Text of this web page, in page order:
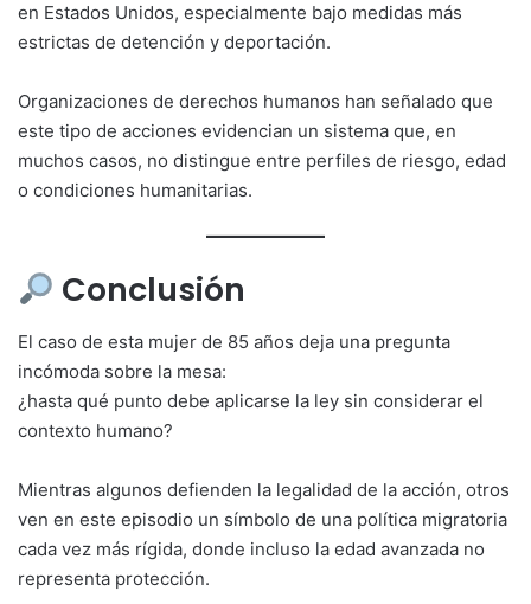
en Estados Unidos, especialmente bajo medidas más
estrictas de detención y deportación.
Organizaciones de derechos humanos han señalado que
este tipo de acciones evidencian un sistema que, en
muchos casos, no distingue entre perfiles de riesgo, edad
o condiciones humanitarias.
Conclusión
El caso de esta mujer de 85 años deja una pregunta
incómoda sobre la mesa:
¿hasta qué punto debe aplicarse la ley sin considerar el
contexto humano?
Mientras algunos defienden la legalidad de la acción, otros
ven en este episodio un símbolo de una política migratoria
cada vez más rígida, donde incluso la edad avanzada no
representa protección.